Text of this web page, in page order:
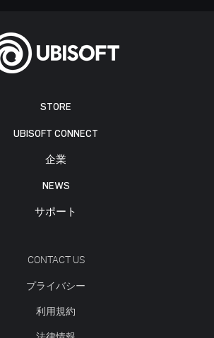
STORE
UBISOFT CONNECT
企業
NEWS
サポート
CONTACT US
プライバシー
利用規約